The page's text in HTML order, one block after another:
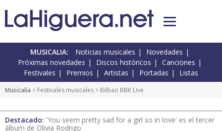
MUSICALIA: Noticias musicales
Novedades
Próximas novedades
Discos históricos
Canciones
Festivales
Premios Artistas Portadas Listas
Musicalia > Festivales musicales > Bilbao BBK Live
Destacado: 'You seem pretty sad for a girl so in love' es el tercer
álbum de Olivia Rodrigo